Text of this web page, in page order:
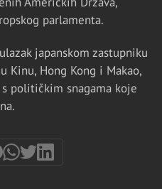
parlamenta.
japanskom zastupniku
Hong Kong i Makao,
političkim snagama koje